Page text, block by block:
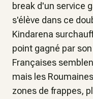
break d'un service
s'élève dans ce
Kindarena
point gagné par
Françaises
mais les
zones de frappes,